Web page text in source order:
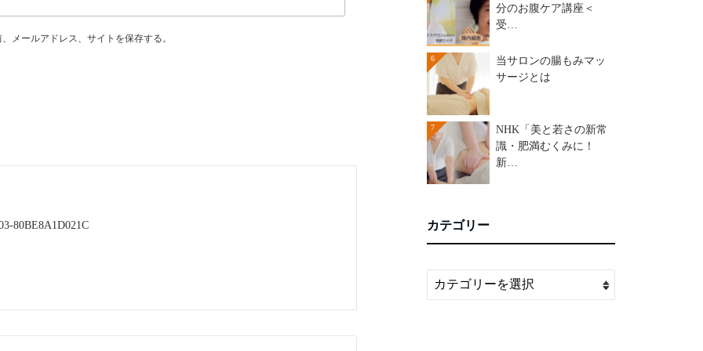
メールアドレス、サイトを保存する。
80BE8A1D021C
分のお腹ケア講座＜
受…
6
当サロンの腸もみマッ
サージとは
7
NHK「美と若さの新常
識・肥満むくみに！
新…
カテゴリー